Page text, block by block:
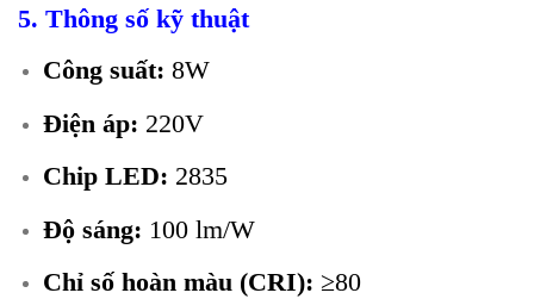
5. Thông số kỹ thuật
Công suất: 8W
Điện áp: 220V
Chip LED: 2835
Độ sáng: 100 lm/W
Chỉ số hoàn màu (CRI): ≥80